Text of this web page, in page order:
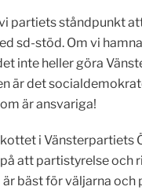
partiets ståndpunkt
sd-stöd. Om vi
inte heller göra
är det
är ansvariga!
i Vänsterpartiets
att partistyrelse och
bäst för väljarna och